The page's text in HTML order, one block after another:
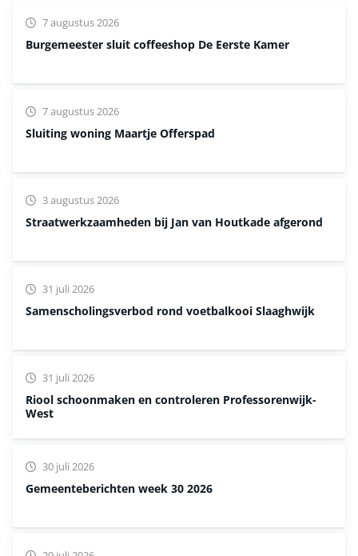
Burgemeester sluit coffeeshop De Eerste Kamer
7 augustus 2026
Sluiting woning Maartje Offerspad
7 augustus 2026
Straatwerkzaamheden bij Jan van Houtkade afgerond
3 augustus 2026
Samenscholingsverbod rond voetbalkooi Slaaghwijk
31 juli 2026
Riool schoonmaken en controleren Professorenwijk-
West
31 juli 2026
Gemeenteberichten week 30 2026
30 juli 2026